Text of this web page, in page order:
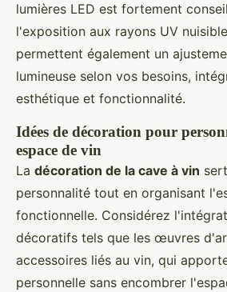
lumières LED est fortement
l'exposition aux rayons UV
permettent également un
lumineuse selon vos besoins,
esthétique et fonctionnalité.
Idées de décoration pour
espace de vin
La décoration de la cave à vin
personnalité tout en organisant
fonctionnelle. Considérez
décoratifs tels que les œuvres
accessoires liés au vin, qui
personnelle sans encombrer